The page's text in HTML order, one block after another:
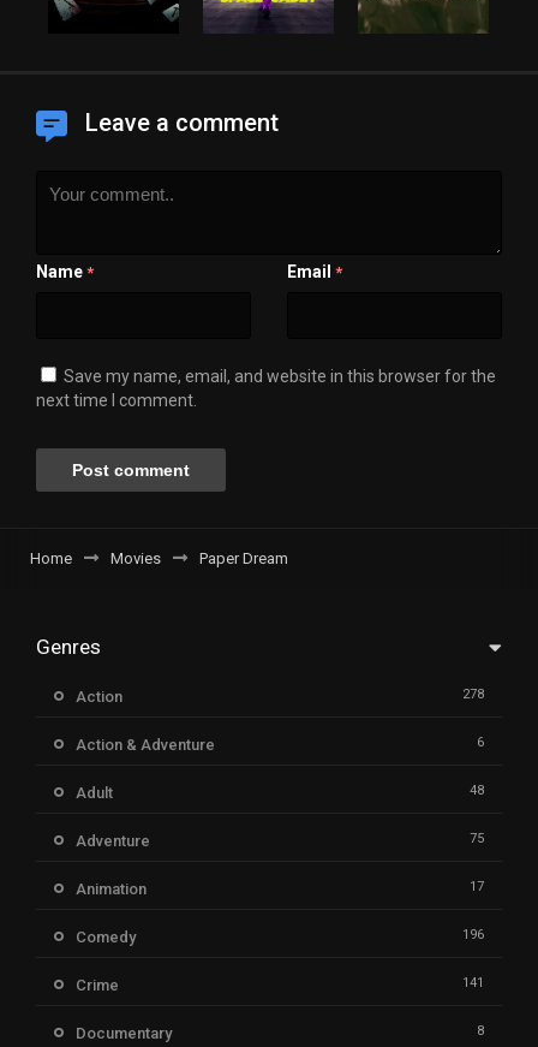
Leave a comment
Name * Email *
Save my name, email, and website in this browser for the
next time I comment.
Home Movies Paper Dream
Genres
Action 278
Action & Adventure 6
Adult 48
Adventure 75
Animation 17
Comedy 196
Crime 141
Documentary 8